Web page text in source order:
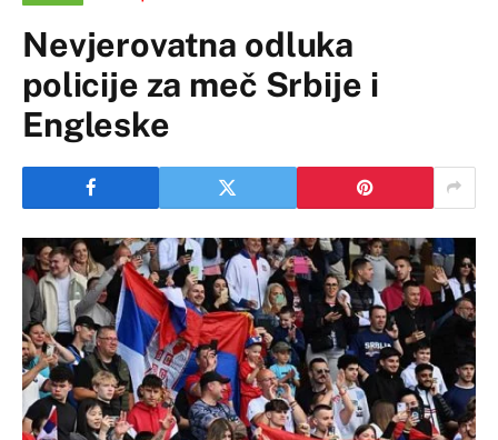
Nevjerovatna odluka
policije za meč Srbije i
Engleske